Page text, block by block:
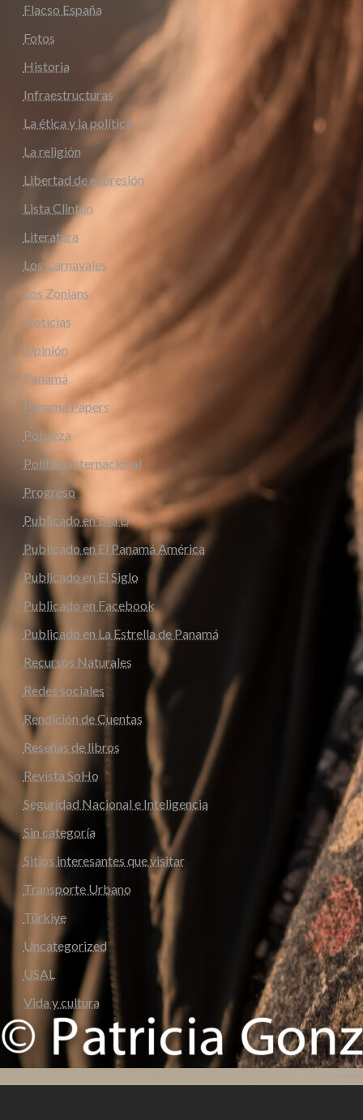
Flacso España
Fotos
Historia
Infraestructuras
La ética y la política
La religión
Libertad de expresión
Lista Clinton
Literatura
Los Carnavales
Los Zonians
Noticias
Opinión
Panamá
Panama Papers
Pobreza
Política Internacional
Progreso
Publicado en Día D
Publicado en El Panamá América
Publicado en El Siglo
Publicado en Facebook
Publicado en La Estrella de Panamá
Recursos Naturales
Redes sociales
Rendición de Cuentas
Reseñas de libros
Revista SoHo
Seguridad Nacional e Inteligencia
Sin categoría
Sitios interesantes que visitar
Transporte Urbano
Türkiye
Uncategorized
USAL
Vida y cultura